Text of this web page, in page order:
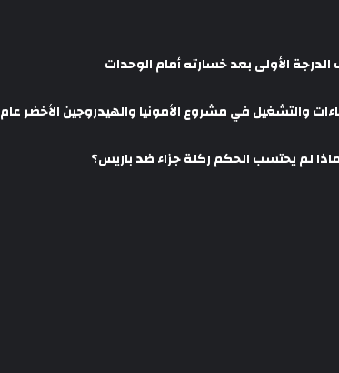
الأولى بعد خسارته أمام الوحدات
والتشغيل في مشروع الأمونيا والهيدروجين الأخضر عام 2030
لم يحتسب الحكم ركلة جزاء ضد باريس؟